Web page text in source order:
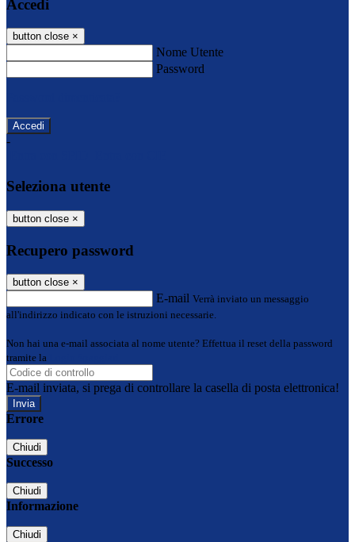
Accedi
button close ×
Nome Utente
Password
-
Seleziona utente
button close ×
Recupero password
button close ×
E-mail Verrà inviato un messaggio
all'indirizzo indicato con le istruzioni necessarie.
Non hai una e-mail associata al nome utente? Effettua il reset della password
tramite la
E-mail inviata, si prega di controllare la casella di posta elettronica!
Errore
Chiudi
Successo
Chiudi
Informazione
Chiudi